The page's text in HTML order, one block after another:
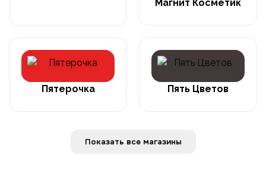
Магнит Косметик
Пятерочка Пять Цветов
Показать все магазины